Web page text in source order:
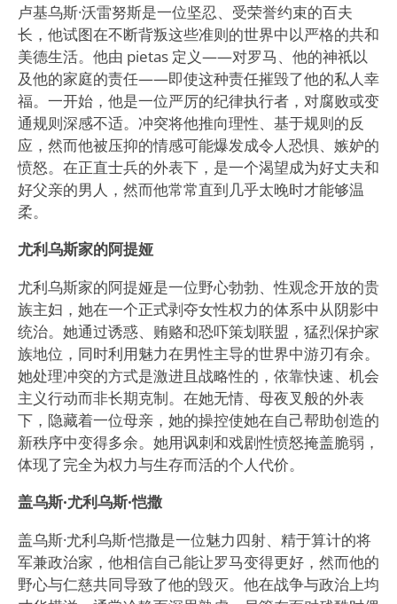
卢基乌斯·沃雷努斯是一位坚忍、受荣誉约束的百夫
长，他试图在不断背叛这些准则的世界中以严格的共和
美德生活。他由 pietas 定义——对罗马、他的神祇以
及他的家庭的责任——即使这种责任摧毁了他的私人幸
福。一开始，他是一位严厉的纪律执行者，对腐败或变
通规则深感不适。冲突将他推向理性、基于规则的反
应，然而他被压抑的情感可能爆发成令人恐惧、嫉妒的
愤怒。在正直士兵的外表下，是一个渴望成为好丈夫和
好父亲的男人，然而他常常直到几乎太晚时才能够温
柔。
尤利乌斯家的阿提娅
尤利乌斯家的阿提娅是一位野心勃勃、性观念开放的贵
族主妇，她在一个正式剥夺女性权力的体系中从阴影中
统治。她通过诱惑、贿赂和恐吓策划联盟，猛烈保护家
族地位，同时利用魅力在男性主导的世界中游刃有余。
她处理冲突的方式是激进且战略性的，依靠快速、机会
主义行动而非长期克制。在她无情、母夜叉般的外表
下，隐藏着一位母亲，她的操控使她在自己帮助创造的
新秩序中变得多余。她用讽刺和戏剧性愤怒掩盖脆弱，
体现了完全为权力与生存而活的个人代价。
盖乌斯·尤利乌斯·恺撒
盖乌斯·尤利乌斯·恺撒是一位魅力四射、精于算计的将
军兼政治家，他相信自己能让罗马变得更好，然而他的
野心与仁慈共同导致了他的毁灭。他在战争与政治上均